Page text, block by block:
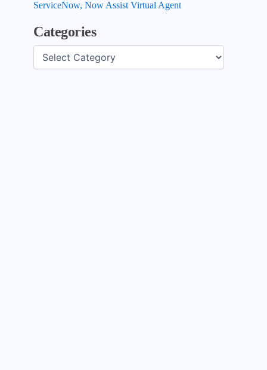
ServiceNow, Now Assist Virtual Agent
Categories